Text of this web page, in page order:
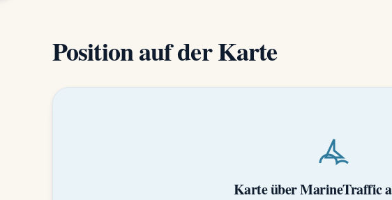
Position auf der Karte
Karte über MarineTraffic